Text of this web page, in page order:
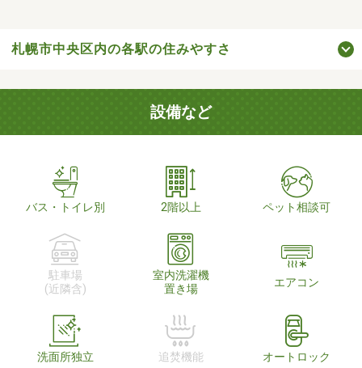
札幌市中央区内の各駅の住みやすさ
設備など
バス・トイレ別 2階以上 ペット相談可
駐車場
(近隣含)
室内洗濯機
置き場
エアコン
洗面所独立 追焚機能 オートロック